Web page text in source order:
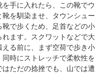
を手に入れたら、この靴で
靴を馴染ませ、タウンシュ
靴で歩くため、足首などの
れます。スクワットなどで
える前に、まず空荷で歩き
同時にストレッチで柔軟性
はただの捻挫でも、山では